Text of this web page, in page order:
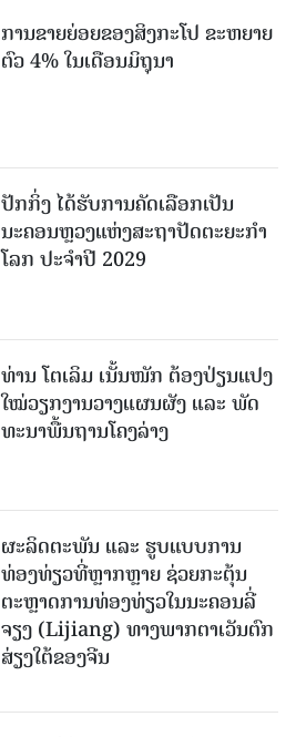
ການຂາຍຍ່ອຍຂອງສິງກະໂປ ຂະຫຍາຍ
ຕົວ 4% ໃນເດືອນມິຖຸນາ
ປັກກິ່ງ ໄດ້ຮັບການຄັດເລືອກເປັນ
ນະຄອນຫຼວງແຫ່ງສະຖາປັດຕະຍະກຳ
ໂລກ ປະຈຳປີ 2029
ທ່ານ ໂຕ​ເລິມ ເນັ້ນໜັກ ຕ້ອງ​ປ່ຽນ​ແປງ​
ໃໝ່​ວຽກ​ງານ​ວາງ​ແຜນ​ຜັງ ແລະ ​ພັດ​
ທະ​ນາ​ພື້ນ​ຖານ​ໂຄງ​ລ່າງ
ຜະລິດຕະພັນ ແລະ ຮູບແບບການ
ທ່ອງທ່ຽວທີ່ຫຼາກຫຼາຍ ຊ່ວຍກະຕຸ້ນ
ຕະຫຼາດການທ່ອງທ່ຽວໃນນະຄອນລີ່
ຈຽງ (Lijiang) ທາງພາກຕາເວັນຕົກ
ສ່ຽງໃຕ້ຂອງຈີນ